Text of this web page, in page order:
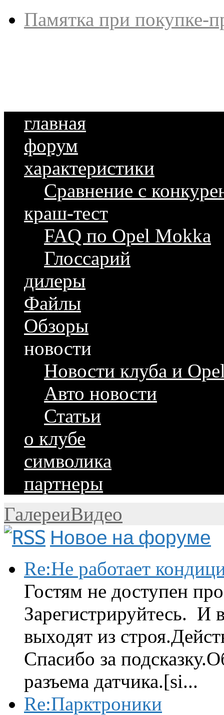
Памятка при покупке-
главная
форум
характеристики
Сравнение с
краш-тест
FAQ по Opel Mokka
Глоссарий
дилеры
Файлы
Обзоры
новости
Новости клуба и
Авто новости
Статьи
о клубе
символика
партнеры
ГалереиВидео
Новое на форуме
Re:Не работает
Гостям не доступен
Зарегистрируйтесь. И
выходят из
Спасибо за
разъема датчика.[si...
Re:Парктроники